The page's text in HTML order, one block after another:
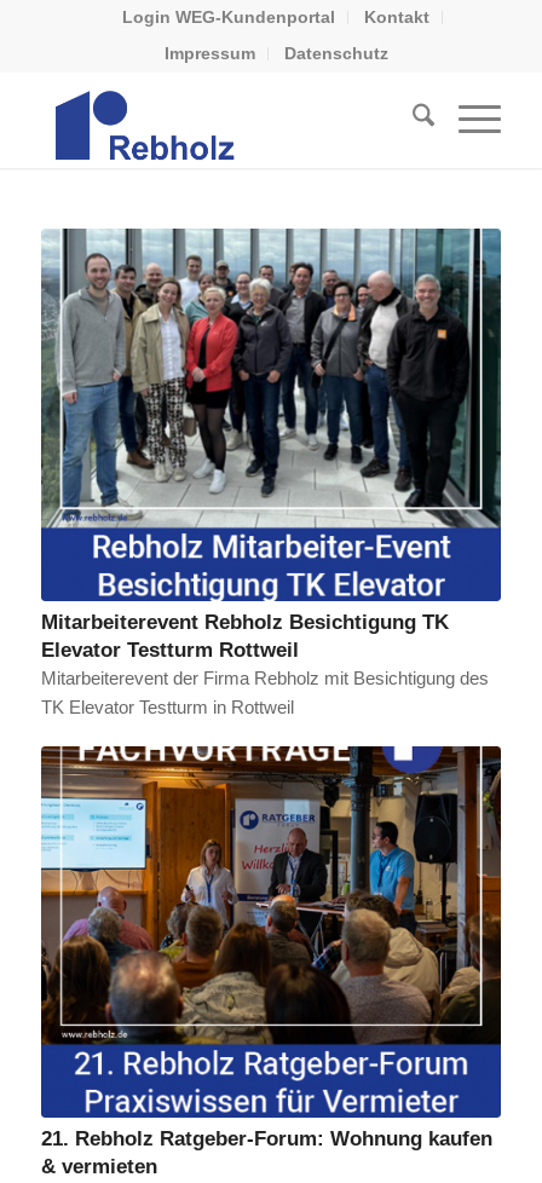
Login WEG-Kundenportal
Kontakt
Impressum
Datenschutz
Mitarbeiterevent Rebholz Besichtigung TK
Elevator Testturm Rottweil
Mitarbeiterevent der Firma Rebholz mit Besichtigung des
TK Elevator Testturm in Rottweil
21. Rebholz Ratgeber-Forum: Wohnung kaufen
& vermieten